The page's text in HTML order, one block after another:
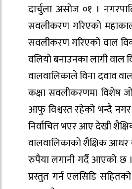
दार्चुला असोज ०१ ।
सवलीकरण गरिएको
सवलीकरण गरिएको वाल
वलियो बनाउनका लागी
वालवालिकाले विना दवाव
कक्षा सवलीकरणमा विशेष
आफु विश्वस्त रहेको भन्दै
निर्वाचित भएर आए देखी
वालवालिकाको शैक्षिक आधर
रुपैया लगानी गर्दै आएको छ ।
प्रस्तुत गर्न एलसिडि